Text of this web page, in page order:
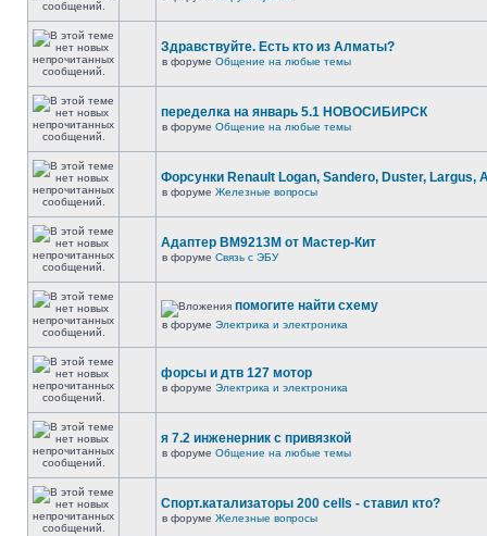
Здравствуйте. Есть кто из Алматы?
в форуме Общение на любые темы
переделка на январь 5.1 НОВОСИБИРСК
в форуме Общение на любые темы
Форсунки Renault Logan, Sandero, Duster, Largus,
в форуме Железные вопросы
Адаптер BM9213M от Мастер-Кит
в форуме Связь с ЭБУ
помогите найти схему
в форуме Электрика и электроника
форсы и дтв 127 мотор
в форуме Электрика и электроника
я 7.2 инженерник с привязкой
в форуме Общение на любые темы
Спорт.катализаторы 200 cells - ставил кто?
в форуме Железные вопросы